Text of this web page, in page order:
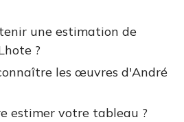
une estimation de
?
les œuvres d'André
estimer votre tableau ?